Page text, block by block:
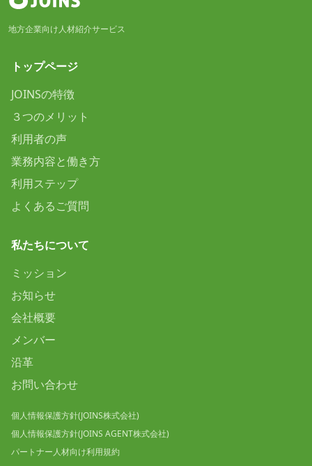
地方企業向け人材紹介サービス
トップページ
JOINSの特徴
３つのメリット
利用者の声
業務内容と働き方
利用ステップ
よくあるご質問
私たちについて
ミッション
お知らせ
会社概要
メンバー
沿革
お問い合わせ
個人情報保護方針(JOINS株式会社)
個人情報保護方針(JOINS AGENT株式会社)
パートナー人材向け利用規約